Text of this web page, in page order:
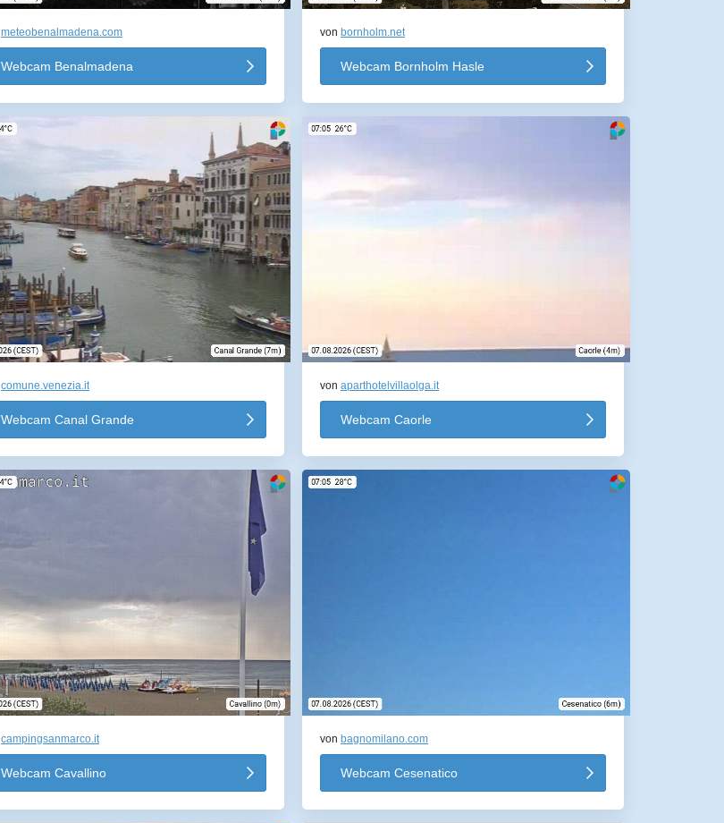
meteobenalmadena.com
Webcam Benalmadena
von bornholm.net
Webcam Bornholm Hasle
comune.venezia.it
Webcam Canal Grande
von aparthotelvillaolga.it
Webcam Caorle
campingsanmarco.it
Webcam Cavallino
von bagnomilano.com
Webcam Cesenatico